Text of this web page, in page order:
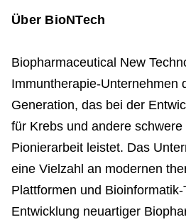
Über BioNTech
Biopharmaceutical New
Immuntherapie-Unternehmen
Generation, das bei der
für Krebs und andere
Pionierarbeit leistet. Das
eine Vielzahl an modernen
Plattformen und
Entwicklung neuartiger